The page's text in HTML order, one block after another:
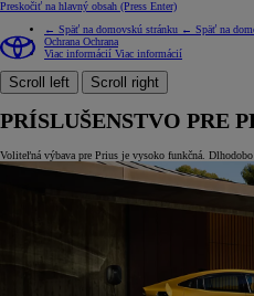
Preskočiť na hlavný obsah (Press Enter)
← Späť na domovskú stránku ← Späť na
Ochrana Ochrana
Viac informácií Viac informácií
Scroll left Scroll right
PRÍSLUŠENSTVO PRE
Voliteľná výbava pre Prius je vysoko funkčná.